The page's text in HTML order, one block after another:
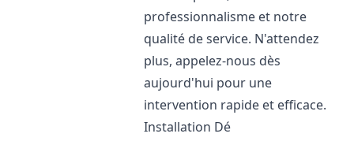
professionnalisme et notre
qualité de service. N'attendez
plus, appelez-nous dès
aujourd'hui pour une
intervention rapide et efficace.
Installation Dé